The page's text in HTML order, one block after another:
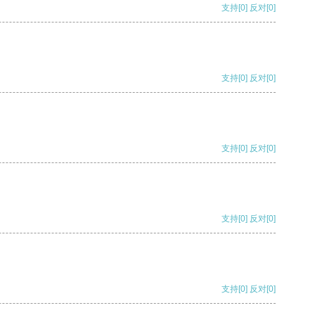
支持[0] 反对[0]
支持[0] 反对[0]
支持[0] 反对[0]
支持[0] 反对[0]
支持[0] 反对[0]